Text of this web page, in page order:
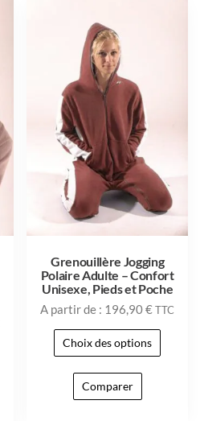
Grenouillère Jogging
Polaire Adulte – Confort
Unisexe, Pieds et Poche
A partir de : 196,90€TTC
Choix des options
Comparer